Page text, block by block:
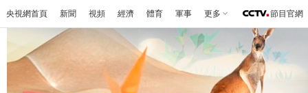
央視網首頁 新聞 視頻 經濟 體育 軍事 更多 節目官網